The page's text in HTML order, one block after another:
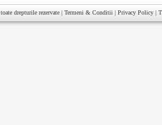
toate drepturile rezervate | Termeni & Conditii | Privacy Policy |